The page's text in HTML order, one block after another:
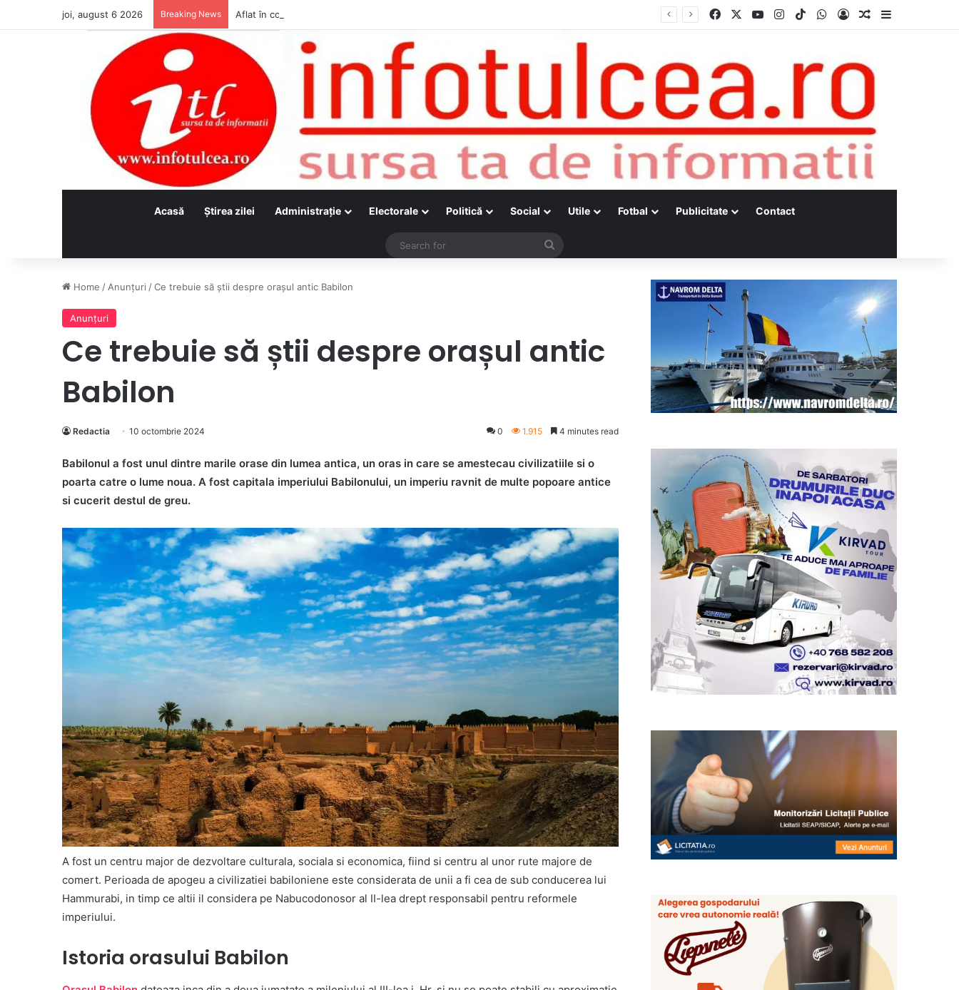
joi, august 6 2026 Breaking News Facebook YouTubeInstagram
TikTokWhatsApp
Log InRandom Article
Acasă Ştirea zilei Administraţie Electorale Politică Social Utile Fotbal Publicitate Contact
Search
Home /Anunţuri /Ce trebuie să știi despre orașul antic Babilon
Anunţuri
Ce trebuie să știi despre orașul antic
Babilon
Redactia 10 octombrie 2024 0 1.915 4 minutes read
Babilonul a fost unul dintre marile orase din lumea antica, un oras in care se amestecau civilizatiile si o
poarta catre o lume noua. A fost capitala imperiului Babilonului, un imperiu ravnit de multe popoare antice
si cucerit destul de greu.
A fost un centru major de dezvoltare culturala, sociala si economica, fiind si centru al unor rute majore de
comert. Perioada de apogeu a civilizatiei babiloniene este considerata de unii a fi cea de sub conducerea lui
Hammurabi, in timp ce altii il considera pe Nabucodonosor al II-lea drept responsabil pentru reformele
imperiului.
Istoria orasului Babilon